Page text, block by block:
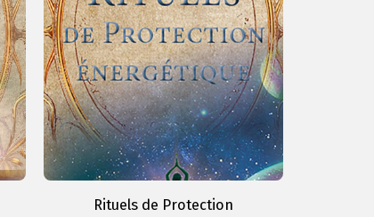
Rituels de Protection